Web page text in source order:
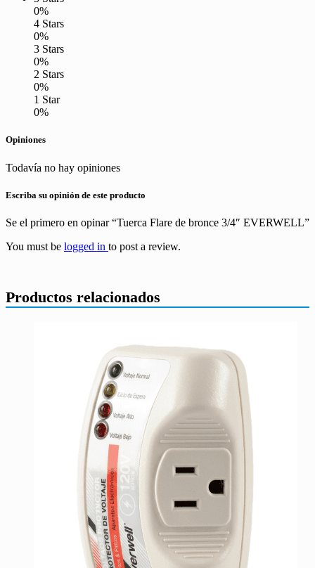
0%
4 Stars
0%
3 Stars
0%
2 Stars
0%
1 Star
0%
Opiniones
Todavía no hay opiniones
Escriba su opinión de este producto
Se el primero en opinar “Tuerca Flare de bronce 3/4″ EVERWELL”
You must be logged in to post a review.
Productos relacionados